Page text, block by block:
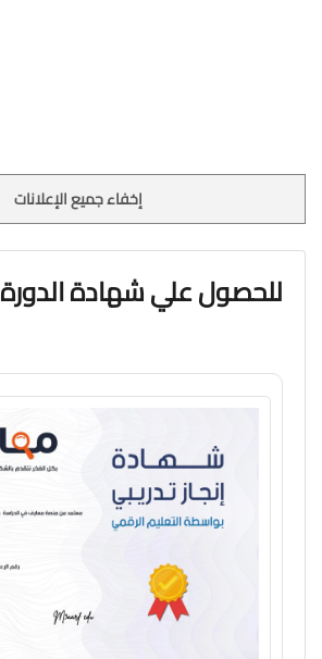
إخفاء جميع الإعلانات
للحصول علي شهادة الدورة